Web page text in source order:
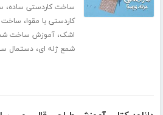
ساخت کاردستی ساده،
کاردستی با مقوا، ساخت
اشک،آموزش ساخت
شمع ژله ای،دستمال